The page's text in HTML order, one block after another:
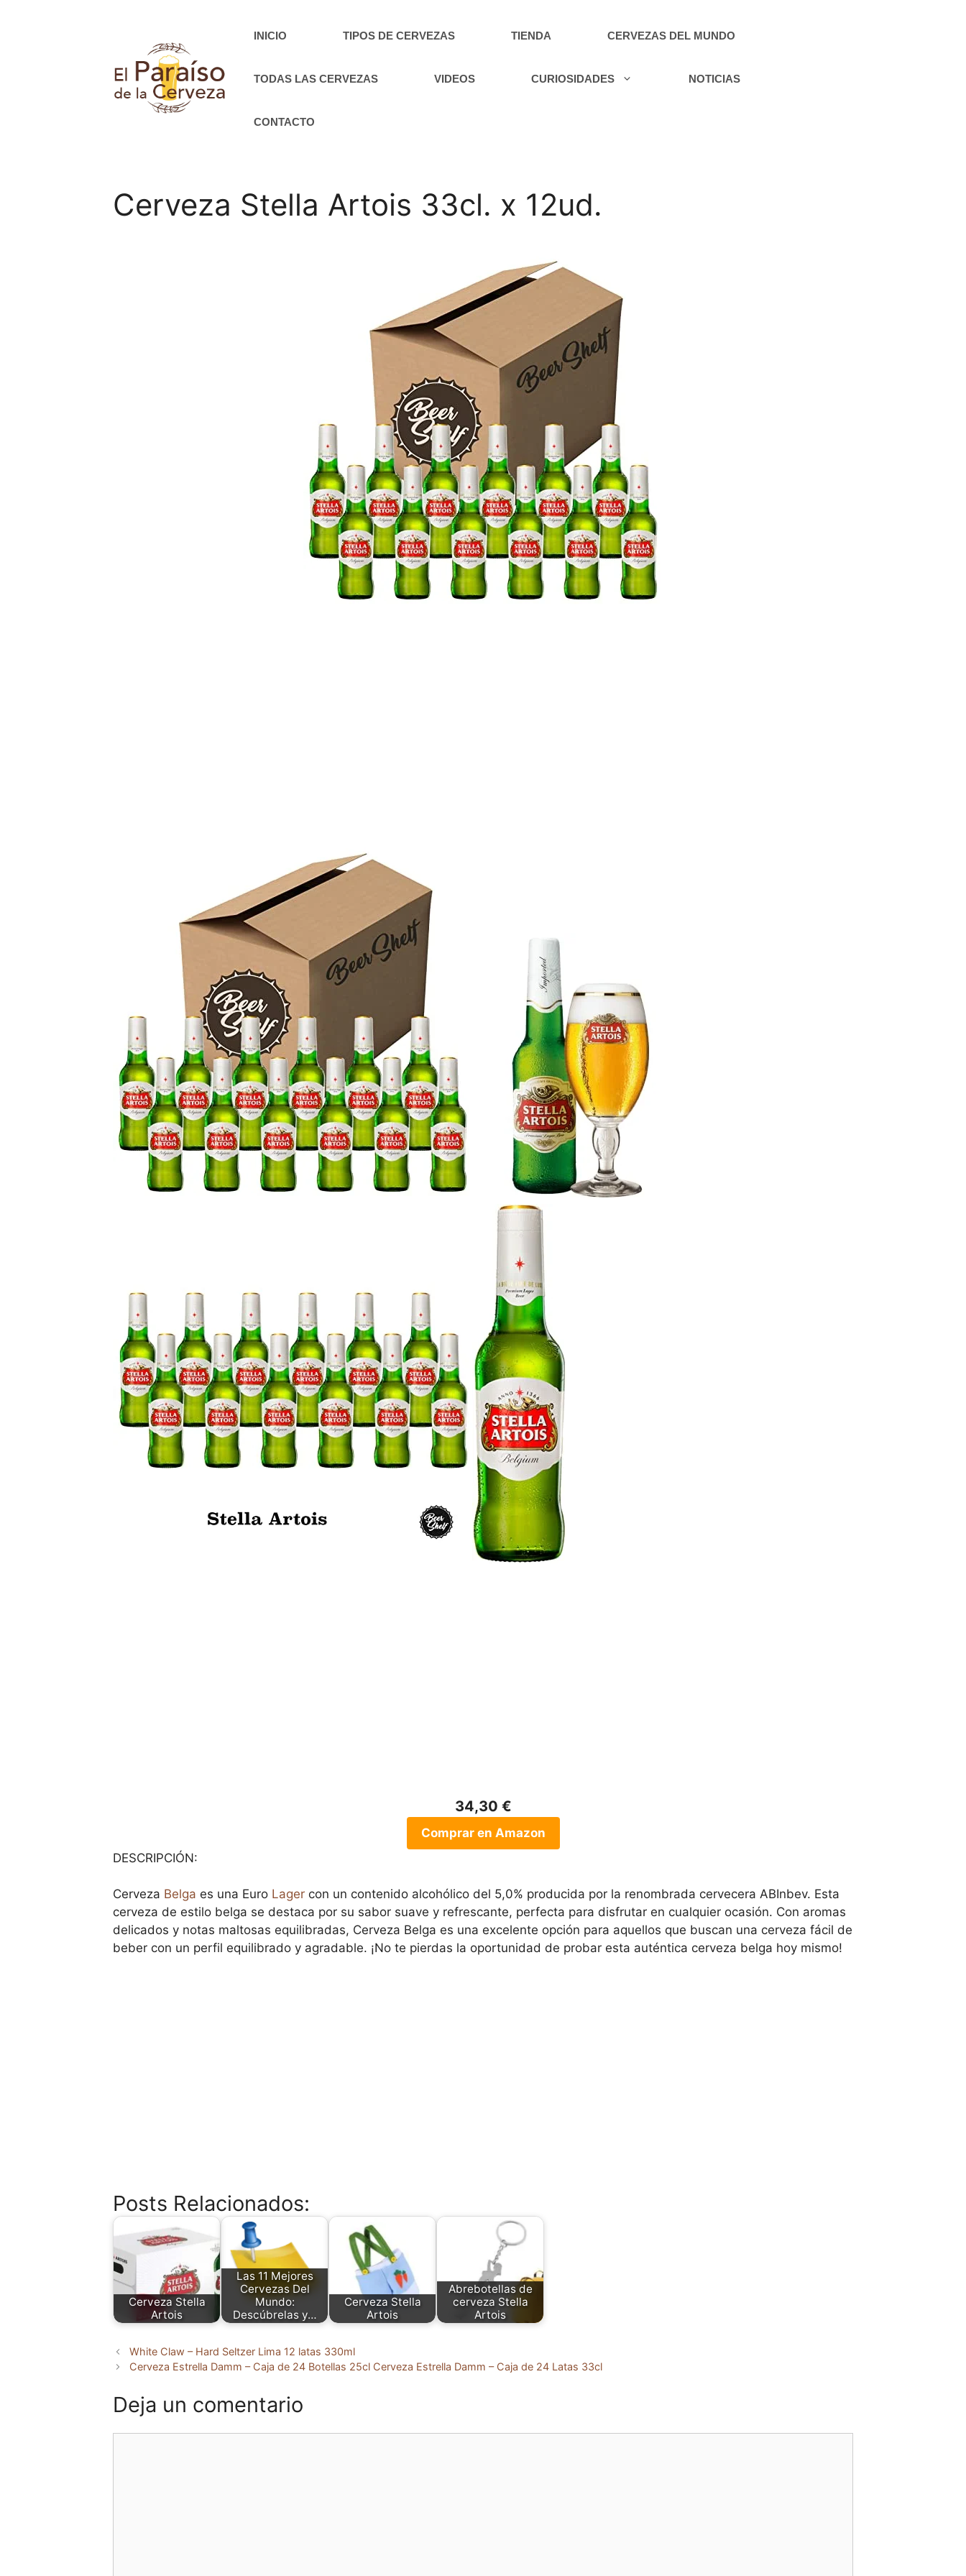
INICIO TIPOS DE CERVEZAS TIENDA CERVEZAS DEL MUNDO
TODAS LAS CERVEZAS VIDEOS CURIOSIDADES NOTICIAS
CONTACTO
Cerveza Stella Artois 33cl. x 12ud.
34,30 €
Comprar en Amazon
DESCRIPCIÓN:
Cerveza Belga es una Euro Lager con un contenido alcohólico del 5,0% producida por la renombrada cervecera ABInbev. Esta
cerveza de estilo belga se destaca por su sabor suave y refrescante, perfecta para disfrutar en cualquier ocasión. Con aromas
delicados y notas maltosas equilibradas, Cerveza Belga es una excelente opción para aquellos que buscan una cerveza fácil de
beber con un perfil equilibrado y agradable. ¡No te pierdas la oportunidad de probar esta auténtica cerveza belga hoy mismo!
Posts Relacionados:
Cerveza Stella
Artois
Las 11 Mejores
Cervezas Del
Mundo:
Descúbrelas y…
Cerveza Stella
Artois
Abrebotellas de
cerveza Stella
Artois
White Claw – Hard Seltzer Lima 12 latas 330ml
Cerveza Estrella Damm – Caja de 24 Botellas 25cl Cerveza Estrella Damm – Caja de 24 Latas 33cl
Deja un comentario